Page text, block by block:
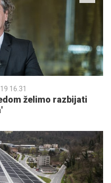
16.31
želimo razbijati